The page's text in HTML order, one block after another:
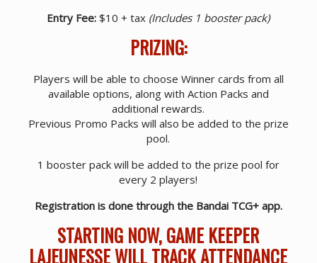
Entry Fee: $10 + tax (Includes 1 booster pack)
PRIZING:
Players will be able to choose Winner cards from all
available options, along with Action Packs and
additional rewards.
Previous Promo Packs will also be added to the prize
pool.
1 booster pack will be added to the prize pool for
every 2 players!
Registration is done through the Bandai TCG+ app.
STARTING NOW, GAME KEEPER
LAJEUNESSE WILL TRACK ATTENDANCE